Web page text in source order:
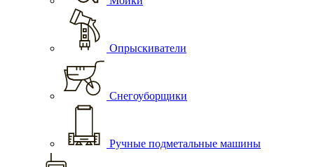
Опрыскиватели
Снегоуборщики
Ручные подметальные машины